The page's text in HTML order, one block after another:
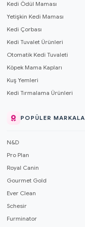
Kedi Ödül Maması
Yetişkin Kedi Maması
Kedi Çorbası
Kedi Tuvalet Ürünleri
Otomatik Kedi Tuvaleti
Köpek Mama Kapları
Kuş Yemleri
Kedi Tırmalama Ürünleri
POPÜLER
N&D
Pro Plan
Royal Canin
Gourmet Gold
Ever Clean
Schesir
Furminator